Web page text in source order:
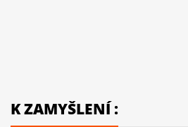
K ZAMYŠLENÍ :